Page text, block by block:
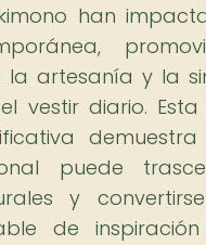
han
la artesanía y la
vestir diario. Esta
puede
y
de